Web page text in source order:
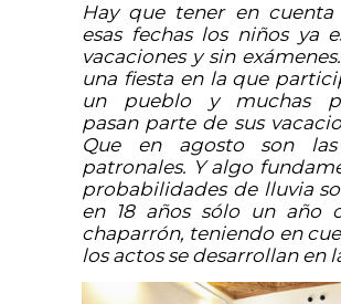
Hay que tener en
esas fechas los niños ya
vacaciones y sin
una fiesta en la que
un pueblo y muchas
pasan parte de sus
Que en agosto son las
patronales. Y algo
probabilidades de lluvia
en 18 años sólo un año
chaparrón, teniendo en
los actos se desarrollan en